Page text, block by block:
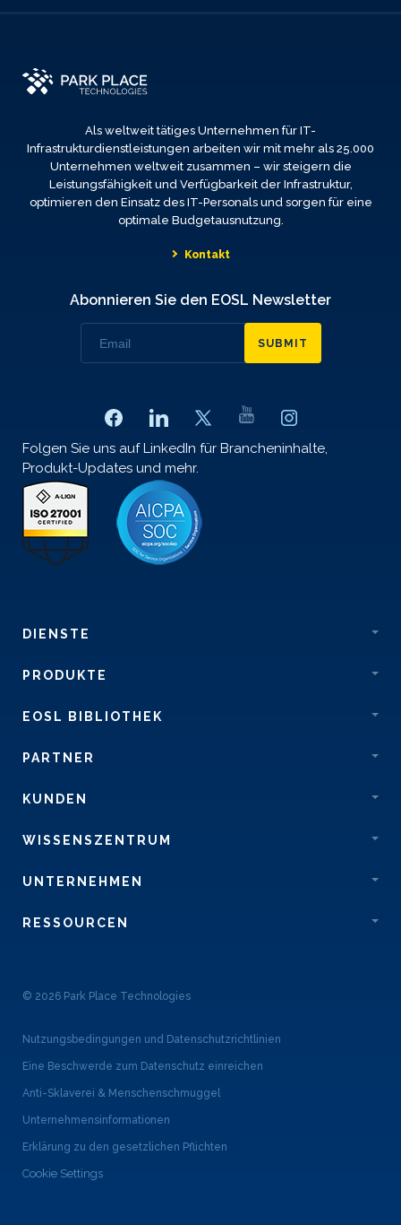
Als weltweit tätiges Unternehmen für IT-
Infrastrukturdienstleistungen arbeiten wir mit mehr als 25.000
Unternehmen weltweit zusammen – wir steigern die
Leistungsfähigkeit und Verfügbarkeit der Infrastruktur,
optimieren den Einsatz des IT-Personals und sorgen für eine
optimale Budgetausnutzung.
Kontakt
Abonnieren Sie den EOSL Newsletter
SUBMIT
Folgen Sie uns auf LinkedIn für Brancheninhalte,
Produkt-Updates und mehr.
DIENSTE
PRODUKTE
EOSL BIBLIOTHEK
PARTNER
KUNDEN
WISSENSZENTRUM
UNTERNEHMEN
RESSOURCEN
© 2026 Park Place Technologies
Nutzungsbedingungen und Datenschutzrichtlinien
Eine Beschwerde zum Datenschutz einreichen
Anti-Sklaverei & Menschenschmuggel
Unternehmensinformationen
Erklärung zu den gesetzlichen Pflichten
Cookie Settings